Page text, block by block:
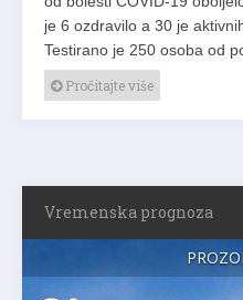
je 6 ozdravilo a 30 je
Testirano je 250 osoba od
Pročitajte više
Vremenska prognoza